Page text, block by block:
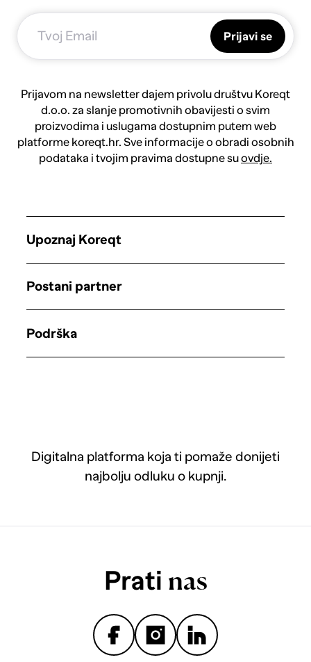
Prijavi se
Prijavom na newsletter dajem privolu društvu Koreqt
d.o.o. za slanje promotivnih obavijesti o svim
proizvodima i uslugama dostupnim putem web
platforme koreqt.hr. Sve informacije o obradi osobnih
podataka i tvojim pravima dostupne suovdje.
Digitalna platforma koja ti pomaže donijeti
najbolju odluku o kupnji.
Upoznaj Koreqt
Postani partner
Podrška
Prati nas